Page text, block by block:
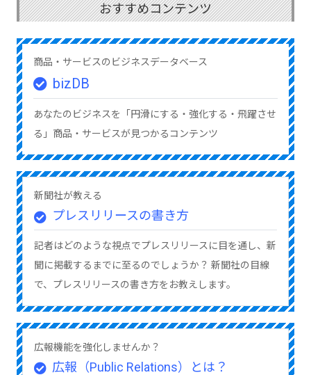
おすすめコンテンツ
商品・サービスのビジネスデータベース
bizDB
あなたのビジネスを「円滑にする・強化する・飛躍させ
る」商品・サービスが見つかるコンテンツ
新聞社が教える
プレスリリースの書き方
記者はどのような視点でプレスリリースに目を通し、新
聞に掲載するまでに至るのでしょうか？ 新聞社の目線
で、プレスリリースの書き方をお教えします。
広報機能を強化しませんか？
広報（Public Relations）とは？